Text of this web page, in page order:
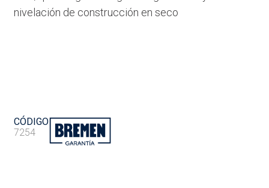
nivelación de construcción en seco
CÓDIGO
7254